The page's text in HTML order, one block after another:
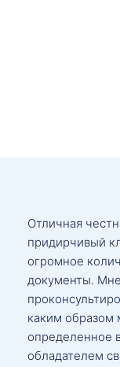
Отличная
придирчивый
огромное
документы.
каким образом
определенное
обладателем